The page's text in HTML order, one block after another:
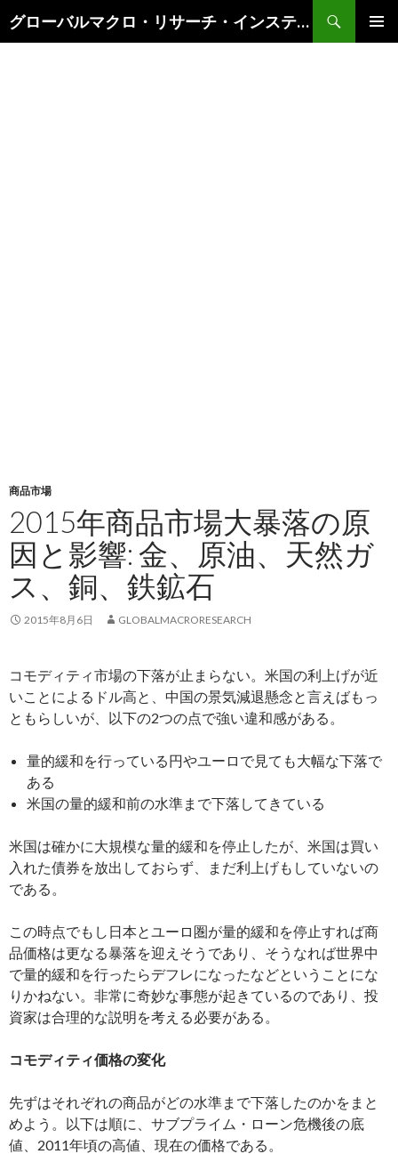
グローバルマクロ・リサーチ・インスティテュート
索
商品市場
2015年商品市場大暴落の原
因と影響: 金、原油、天然ガ
ス、銅、鉄鉱石
2015年8月6日 GLOBALMACRORESEARCH
コモディティ市場の下落が止まらない。米国の利上げが近
いことによるドル高と、中国の景気減退懸念と言えばもっ
ともらしいが、以下の2つの点で強い違和感がある。
量的緩和を行っている円やユーロで見ても大幅な下落で
ある
米国の量的緩和前の水準まで下落してきている
米国は確かに大規模な量的緩和を停止したが、米国は買い
入れた債券を放出しておらず、まだ利上げもしていないの
である。
この時点でもし日本とユーロ圏が量的緩和を停止すれば商
品価格は更なる暴落を迎えそうであり、そうなれば世界中
で量的緩和を行ったらデフレになったなどということにな
りかねない。非常に奇妙な事態が起きているのであり、投
資家は合理的な説明を考える必要がある。
コモディティ価格の変化
先ずはそれぞれの商品がどの水準まで下落したのかをまと
めよう。以下は順に、サブプライム・ローン危機後の底
値、2011年頃の高値、現在の価格である。